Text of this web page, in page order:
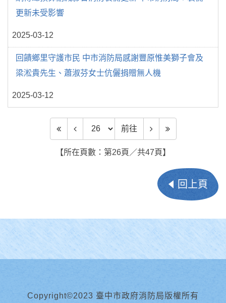
更新未受影響
2025-03-12
回饋鄉里守護市民 中市消防局感謝豐原惟美獅子會及
梁淞貴先生、蕭淑芬女士伉儷捐贈無人機
2025-03-12
前往頁數 前往
【所在頁數：第26頁／共47頁】
回上頁
Copyright©2023 臺中市政府消防局版權所有